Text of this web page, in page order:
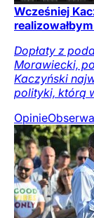
Wcześniej
Dopłaty z
Morawiecki,
Kaczyński
polityki, którą
Opinie